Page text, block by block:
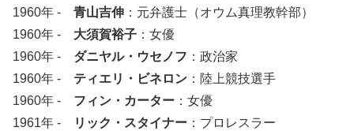
1960年 - 青山吉伸 ：元弁護士（オウム真理教幹部）
1960年 - 大須賀裕子 ：女優
1960年 - ダニヤル・ウセノフ ：政治家
1960年 - ティエリ・ビネロン ：陸上競技選手
1960年 - フィン・カーター ：女優
1961年 -
リック・スタイナー ：プロレスラー